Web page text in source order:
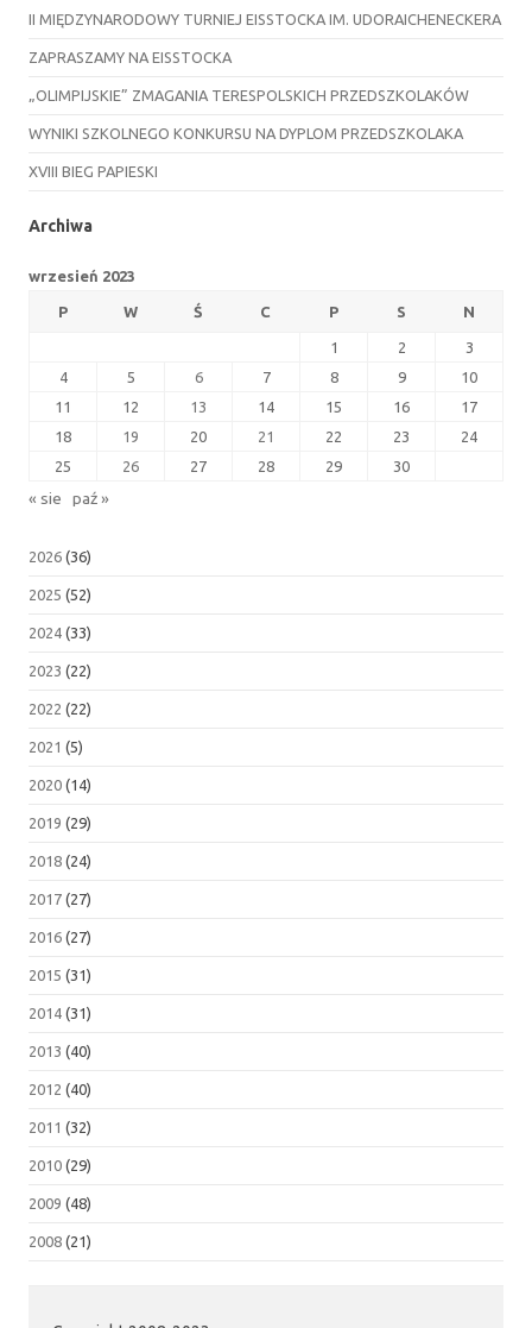
II MIĘDZYNARODOWY TURNIEJ EISSTOCKA IM. UDORAICHENECKERA
ZAPRASZAMY NA EISSTOCKA
„OLIMPIJSKIE” ZMAGANIA TERESPOLSKICH PRZEDSZKOLAKÓW
WYNIKI SZKOLNEGO KONKURSU NA DYPLOM PRZEDSZKOLAKA
XVIII BIEG PAPIESKI
Archiwa
wrzesień 2023
P W Ś C P S N
1 2
3
4
5 6 7 8 9
10
11
12 13 14 15 16
17
18
19 20 21 22 23
24
25
26 27 28 29 30
« sie paź »
2026 (36)
2025 (52)
2024 (33)
2023 (22)
2022 (22)
2021 (5)
2020 (14)
2019 (29)
2018 (24)
2017 (27)
2016 (27)
2015 (31)
2014 (31)
2013 (40)
2012 (40)
2011 (32)
2010 (29)
2009 (48)
2008 (21)